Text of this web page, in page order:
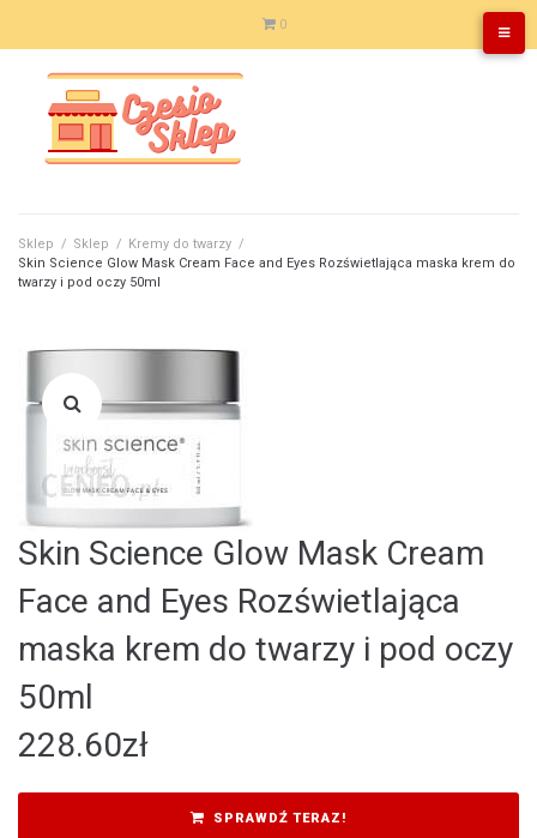
0
Sklep / Sklep / Kremy do twarzy /
Skin Science Glow Mask Cream Face and Eyes Rozświetlająca maska krem do
twarzy i pod oczy 50ml
Skin Science Glow Mask Cream
Face and Eyes Rozświetlająca
maska krem do twarzy i pod oczy
50ml
228.60zł
SPRAWDŹ TERAZ!